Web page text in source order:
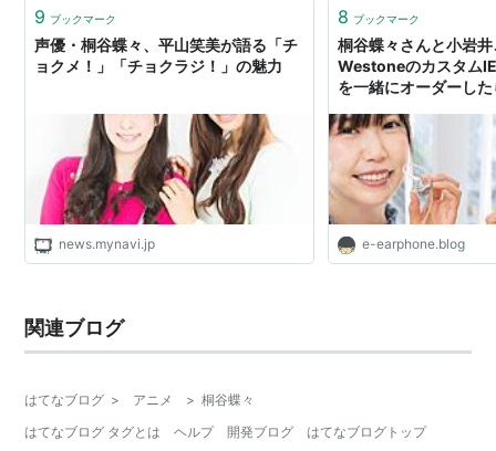
9 ブックマーク
声優・桐谷蝶々、平山笑美が語る「チ
ョクメ！」「チョクラジ！」の魅力
news.mynavi.jp
8 ブックマーク
桐谷蝶々さんと小岩
Westoneのカスタム
を一緒にオーダーし
e-earphone.blog
関連ブログ
はてなブログ > アニメ > 桐谷蝶々
はてなブログ タグとは
ヘルプ 開発ブログ はてなブログトップ